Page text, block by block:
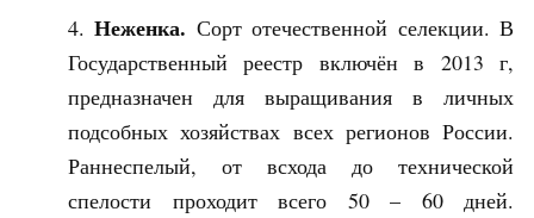
Неженка. Сорт отечественной селекции. В
Государственный реестр включён в 2013 г,
предназначен для выращивания в личных
подсобных хозяйствах всех регионов России.
Раннеспелый, от всхода до технической
спелости проходит всего 50 – 60 дней.